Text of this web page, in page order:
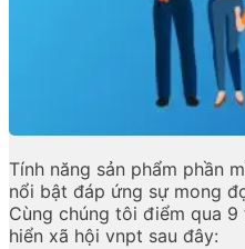
Tính năng sản phẩm phần
nổi bật đáp ứng sự mong
Cùng chúng tôi điểm qua
hiển xã hội vnpt sau đây: